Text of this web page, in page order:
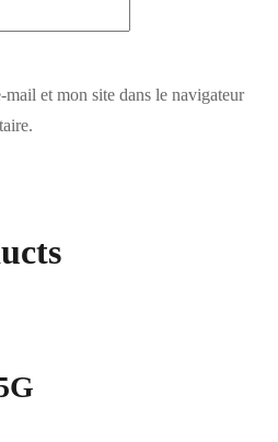
et mon site dans le navigateur